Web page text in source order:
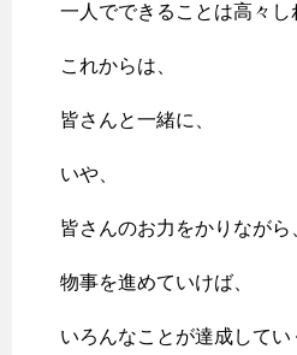
一人でできることは高々し
これからは、
皆さんと一緒に、
いや、
皆さんのお力をかりながら
物事を進めていけば、
いろんなことが達成してい